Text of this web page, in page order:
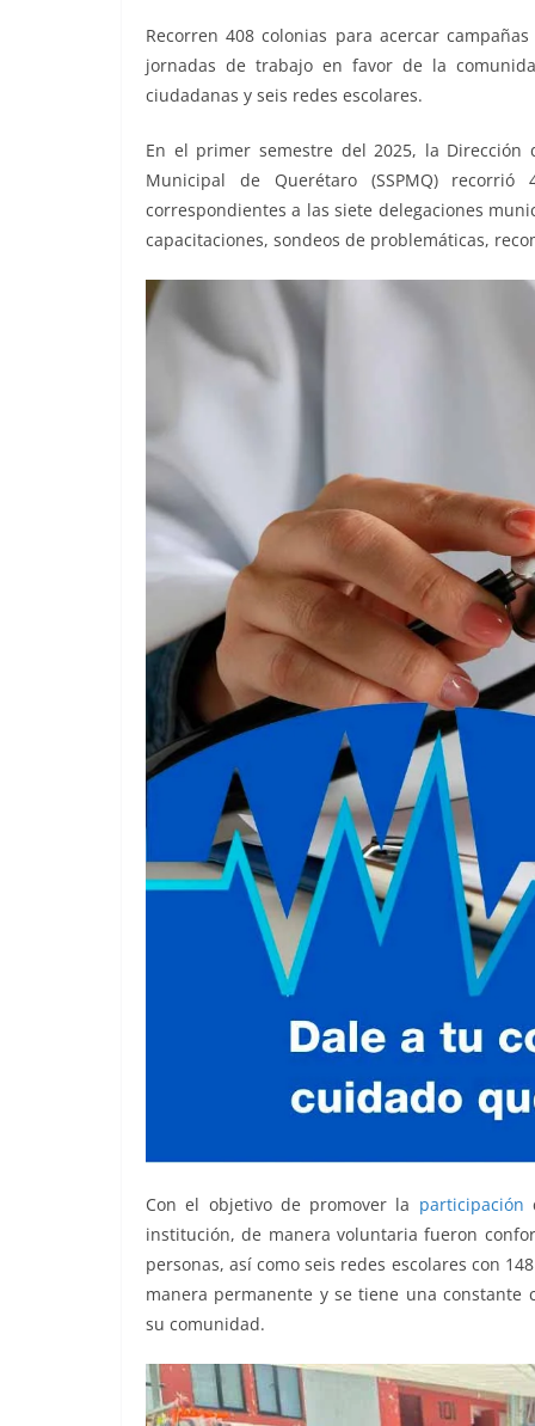
o
o
k
p
p
g
er
m tir
Recorren 408 colonias para acercar
jornadas de trabajo en favor de la
ciudadanas y seis redes escolares.
En el primer semestre del 2025, la Dirección
Municipal de Querétaro (SSPMQ)
correspondientes a las siete delegaciones
capacitaciones, sondeos de problemáticas,
Con el objetivo de promover la participación
institución, de manera voluntaria fueron
personas, así como seis redes escolares con
manera permanente y se tiene una constante
su comunidad.